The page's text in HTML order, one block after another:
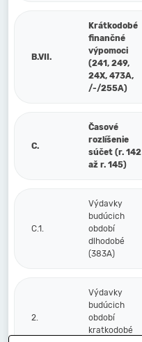
B.VII.
Krátkodobé
finančné
výpomoci
(241, 249,
24X, 473A,
/-/255A)
C.
Časové
rozlíšenie
súčet (r. 142
až r. 145)
C.1.
Výdavky
budúcich
období
dlhodobé
(383A)
2.
Výdavky
budúcich
období
kratkodobé